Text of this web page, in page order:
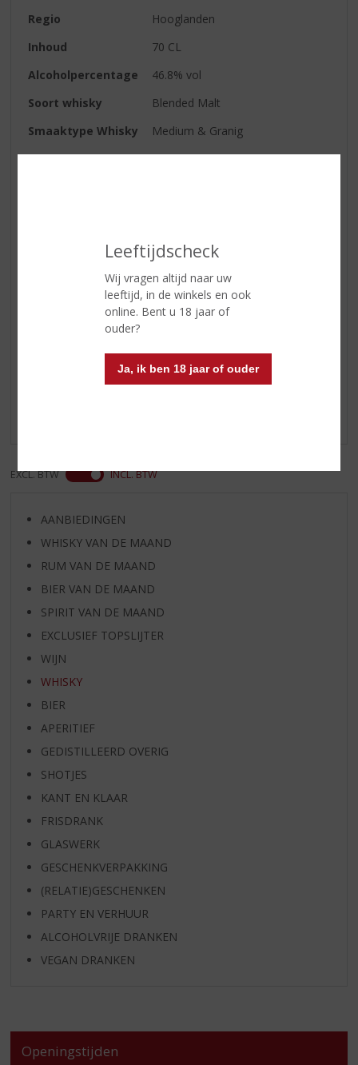
Leeftijdscheck
Wij vragen altijd naar uw
leeftijd, in de winkels en ook
online. Bent u 18 jaar of
ouder?
Ja, ik ben 18 jaar of ouder
Regio
Hooglanden
Inhoud
70 CL
Alcoholpercentage
46.8% vol
Soort whisky
Blended Malt
Smaaktype Whisky
Medium & Granig
Kleur
amber
vleugje kruiden, sinaasappelschil
en walnoten
lang met hints van specerijen
Reviews
EXCL. BTW INCL. BTW
AANBIEDINGEN
WHISKY VAN DE MAAND
RUM VAN DE MAAND
BIER VAN DE MAAND
SPIRIT VAN DE MAAND
EXCLUSIEF TOPSLIJTER
WIJN
WHISKY
BIER
APERITIEF
GEDISTILLEERD OVERIG
SHOTJES
KANT EN KLAAR
FRISDRANK
GLASWERK
GESCHENKVERPAKKING
(RELATIE)GESCHENKEN
PARTY EN VERHUUR
ALCOHOLVRIJE DRANKEN
VEGAN DRANKEN
Openingstijden